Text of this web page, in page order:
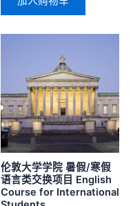
伦敦大学学院 暑假/寒假
语言类交换项目 English
Course for International